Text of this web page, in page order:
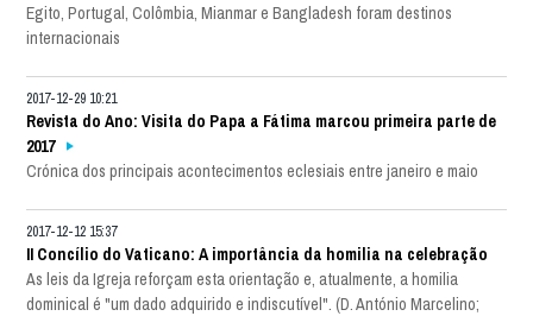
Egito, Portugal, Colômbia, Mianmar e Bangladesh foram destinos
internacionais
2017-12-29 10:21
Revista do Ano: Visita do Papa a Fátima marcou primeira parte de
2017
Crónica dos principais acontecimentos eclesiais entre janeiro e maio
2017-12-12 15:37
II Concílio do Vaticano: A importância da homilia na celebração
As leis da Igreja reforçam esta orientação e, atualmente, a homilia
dominical é "um dado adquirido e indiscutível". (D. António Marcelino;